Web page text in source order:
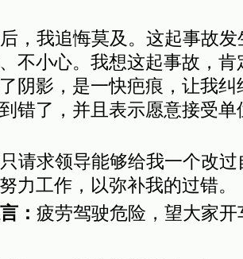
，我追悔莫及。这起事故发
不小心。我想这起事故，
阴影，是一快疤痕，让我
错了，并且表示愿意接受
请求领导能够给我一个改过
力工作，以弥补我的过错。
： 疲劳驾驶危险，望大家开